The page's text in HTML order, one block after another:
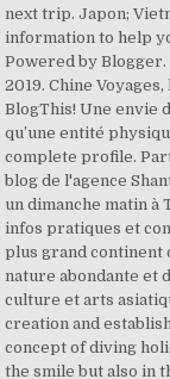
next trip. Japon;
information to help
Powered by Blogger.
2019. Chine
BlogThis! Une envie
qu’une entité
complete profile.
blog de l'agence
un dimanche matin
infos pratiques et
plus grand continent
nature abondante et
culture et arts
creation and
concept of diving
the smile but also in